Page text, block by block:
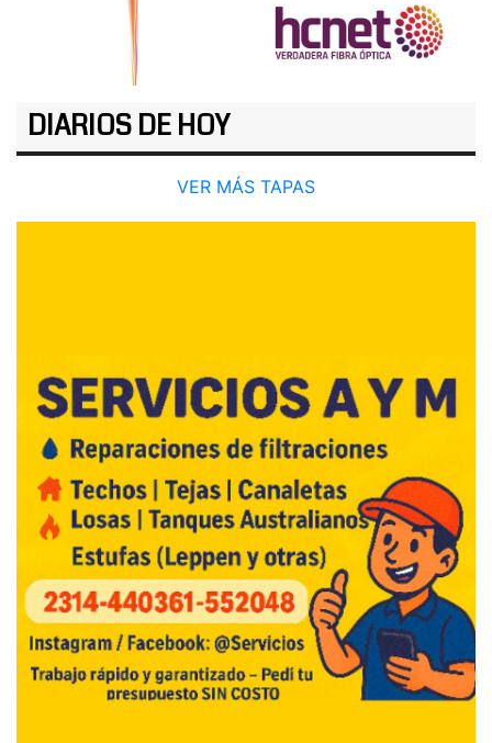
DIARIOS DE HOY
VER MÁS TAPAS